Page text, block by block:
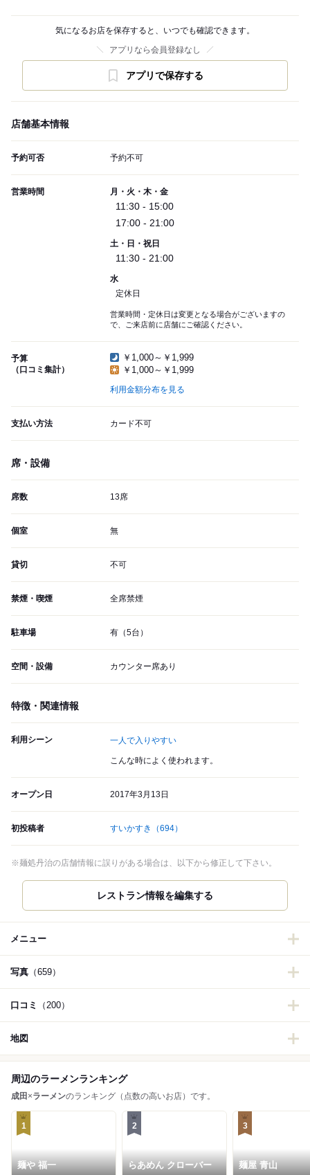
気になるお店を保存すると、いつでも確認できます。
アプリなら会員登録なし
アプリで保存する
店舗基本情報
予約可否 予約不可
営業時間 月・火・木・金
11:30 - 15:00
17:00 - 21:00
土・日・祝日
11:30 - 21:00
水
定休日
営業時間・定休日は変更となる場合がございますの
で、ご来店前に店舗にご確認ください。
予算
（口コミ集計）
￥1,000～￥1,999
￥1,000～￥1,999
利用金額分布を見る
支払い方法 カード不可
席・設備
席数 13席
個室 無
貸切 不可
禁煙・喫煙 全席禁煙
駐車場 有（5台）
空間・設備 カウンター席あり
特徴・関連情報
利用シーン 一人で入りやすい
こんな時によく使われます。
オープン日 2017年3月13日
初投稿者 すいかすき （694）
※麺処丹治の店舗情報に誤りがある場合は、以下から修正して下さい。
レストラン情報を編集する
メニュー
写真 （659）
口コミ （200）
地図
周辺のラーメンランキング
成田 ×ラーメンのランキング（点数の高いお店）です。
1
麺や 福一
2
らあめん クローバー
3
麺屋 青山